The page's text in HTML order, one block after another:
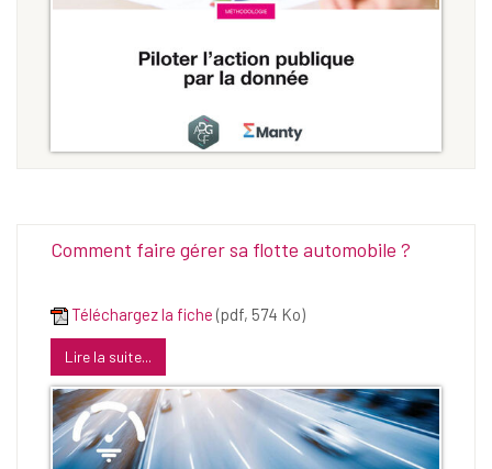
Comment faire gérer sa flotte automobile ?
Téléchargez la fiche (pdf, 574 Ko)
Lire la suite...